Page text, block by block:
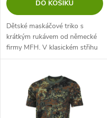
d
u
o
d
u
DO KOŠÍKU
Dětské maskáčové triko s
krátkým rukávem od německé
firmy MFH. V klasickém střihu
s lemováním kolem krku.